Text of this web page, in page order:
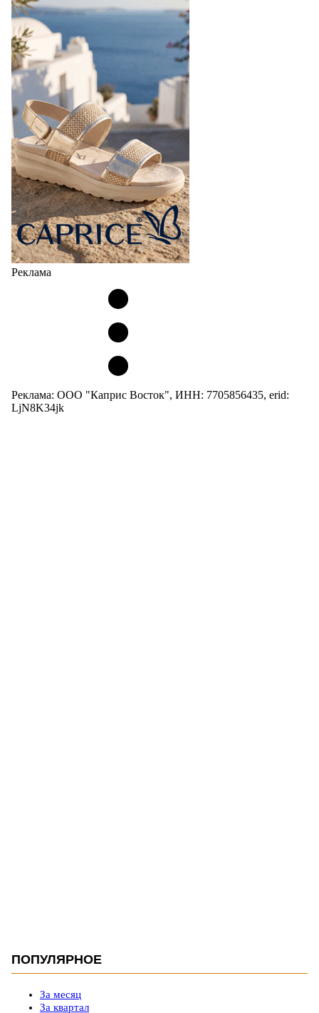
Реклама
Реклама: ООО "Каприс Восток", ИНН: 7705856435, erid:
LjN8K34jk
ПОПУЛЯРНОЕ
За месяц
За квартал